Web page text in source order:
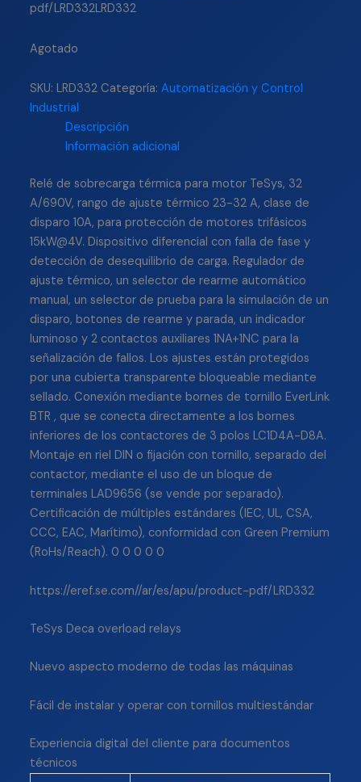
pdf/LRD332LRD332
Agotado
SKU:LRD332 Categoría:Automatización y Control
Industrial
Descripción
Información adicional
Relé de sobrecarga térmica para motor TeSys, 32
A/690V, rango de ajuste térmico 23-32 A, clase de
disparo 10A, para protección de motores trifásicos
15kW@4V. Dispositivo diferencial con falla de fase y
detección de desequilibrio de carga. Regulador de
ajuste térmico, un selector de rearme automático
manual, un selector de prueba para la simulación de un
disparo, botones de rearme y parada, un indicador
luminoso y 2 contactos auxiliares 1NA+1NC para la
señalización de fallos. Los ajustes están protegidos
por una cubierta transparente bloqueable mediante
sellado. Conexión mediante bornes de tornillo EverLink
BTR , que se conecta directamente a los bornes
inferiores de los contactores de 3 polos LC1D4A-D8A.
Montaje en riel DIN o fijación con tornillo, separado del
contactor, mediante el uso de un bloque de
terminales LAD9656 (se vende por separado).
Certificación de múltiples estándares (IEC, UL, CSA,
CCC, EAC, Marítimo), conformidad con Green Premium
(RoHs/Reach). 0 0 0 0 0
https://eref.se.com//ar/es/apu/product-pdf/LRD332
TeSys Deca overload relays
Nuevo aspecto moderno de todas las máquinas
Fácil de instalar y operar con tornillos multiestándar
Experiencia digital del cliente para documentos
técnicos